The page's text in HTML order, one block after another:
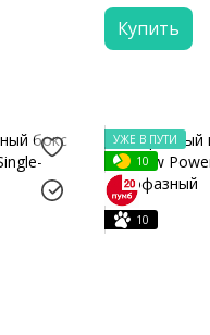
Купить
УЖЕ В ПУТИ
10
10